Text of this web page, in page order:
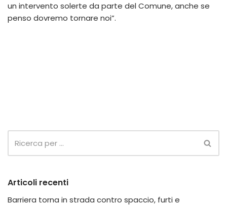
un intervento solerte da parte del Comune, anche se
penso dovremo tornare noi”.
Articoli recenti
Barriera torna in strada contro spaccio, furti e